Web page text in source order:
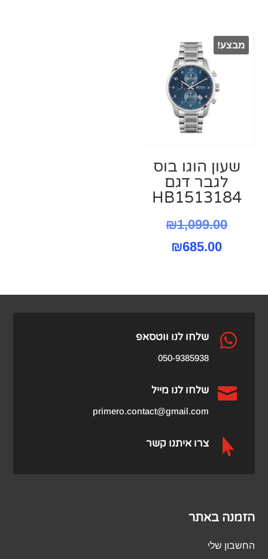
מבצע!
שעון הוגו בוס
לגבר דגם
HB1513184
₪1,099.00
המחיר
₪685.00
 שלחו לנו ווטסאפ
050-9385938
 שלחו לנו מייל
primero.contact@gmail.com
 צרו איתנו קשר
הזמנה באתר
החשבון שלי